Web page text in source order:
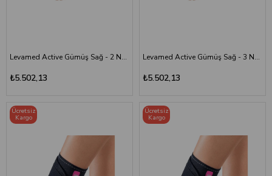
Levamed Active Gümüş Sağ - 2 Numara
₺5.502,13
Levamed Active Gümüş Sağ - 3 Numara
₺5.502,13
Ücretsiz
Kargo
Ücretsiz
Kargo